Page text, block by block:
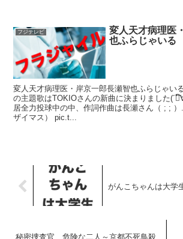
フジテレビ
変人天才病理医
也ふらじゃいる
変人天才病理医・岸京一郎長瀬智也ふらじゃい
の主題歌はTOKIOさんの新曲に決まりました
居全力投球中の中、作詞作曲は長瀬さん（ ; ;
ザイマス） pic.t...
がんこちゃんは大学
秘密捜査官 危険な二人～京都不死鳥殺